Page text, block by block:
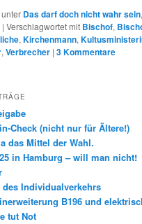
Das darf doch nicht wahr sein,
|Verschlagwortet mit Bischof,
,Kirchenmann,
,Verbrecher |3Kommentare
Check (nicht nur für Ältere!)
das Mittel der Wahl.
in Hamburg – will man nicht!
des Individualverkehrs
B196 und
tut Not